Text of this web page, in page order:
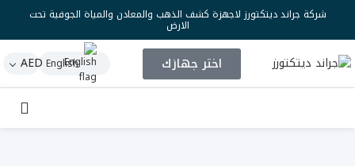
شركة جراند ديتكتورز لاجهزة كشف الذهب والمعادن والمياة الجوفية تحت
الارض
اختر جهازك English
AED